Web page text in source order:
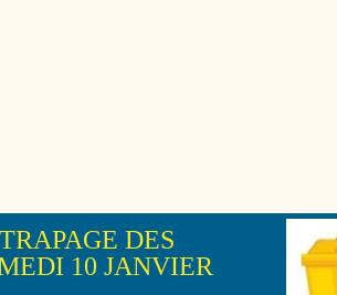
DES
10 JANVIER